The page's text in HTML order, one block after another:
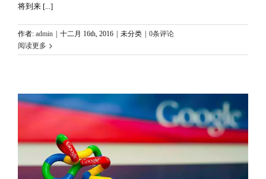
将到来 [...]
作者: admin 十二月 16th, 2016 未分类
0条评论
阅读更多